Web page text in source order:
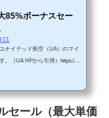
85%ボーナスセー
ナイテッド航空（UA）のマイ
。（UA HPから引用）https://b
クトが繰り返し行われまし
試してみて下さい。 単価購入
セール（最大単価